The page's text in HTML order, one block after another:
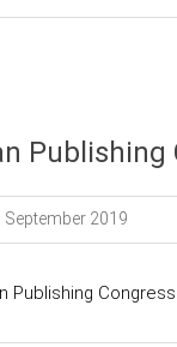
Publishing
September 2019
Publishing